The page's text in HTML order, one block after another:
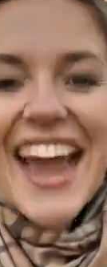
de IA